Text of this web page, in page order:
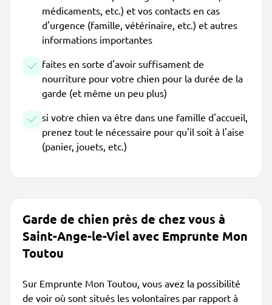
médicaments, etc.) et vos contacts en cas
d'urgence (famille, vétérinaire, etc.) et autres
informations importantes
faites en sorte d'avoir suffisament de
nourriture pour votre chien pour la durée de la
garde (et même un peu plus)
si votre chien va être dans une famille d'accueil,
prenez tout le nécessaire pour qu'il soit à l'aise
(panier, jouets, etc.)
Garde de chien près de chez vous à
Saint-Ange-le-Viel avec Emprunte Mon
Toutou
Sur Emprunte Mon Toutou, vous avez la possibilité
de voir où sont situés les volontaires par rapport à